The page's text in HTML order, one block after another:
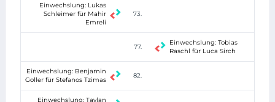
Einwechslung: Lukas
Schleimer für Mahir
Emreli
73.
77.
Einwechslung: Tobias
Raschl für Luca Sirch
Einwechslung: Benjamin
Goller für Stefanos Tzimas
82.
Einwechslung: Taylan